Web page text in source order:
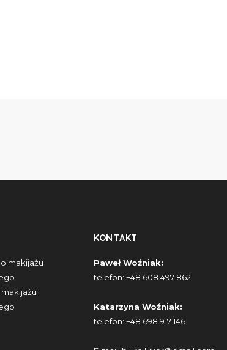
makijażu
KONTAKT
Paweł Woźniak:
telefon: +48 608 497 862
Katarzyna Woźniak:
telefon: +48 698 917 146